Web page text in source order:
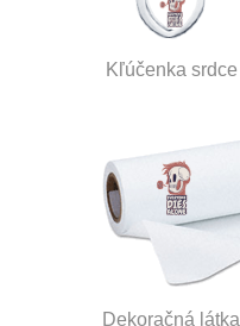
Kľúčenka srdce
Dekoračná látka